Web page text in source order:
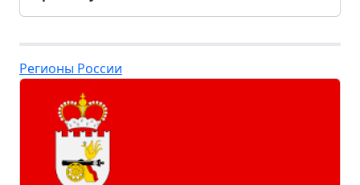
Регионы России